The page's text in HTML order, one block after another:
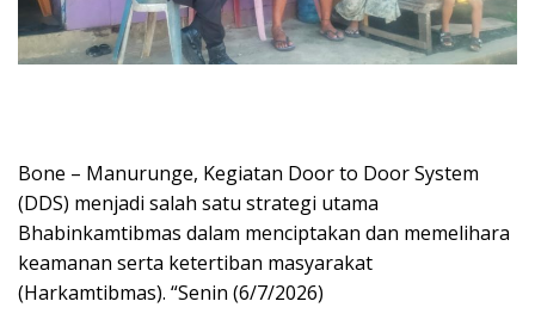
Bone – Manurunge, Kegiatan Door to Door System
(DDS) menjadi salah satu strategi utama
Bhabinkamtibmas dalam menciptakan dan memelihara
keamanan serta ketertiban masyarakat
(Harkamtibmas). “Senin (6/7/2026)